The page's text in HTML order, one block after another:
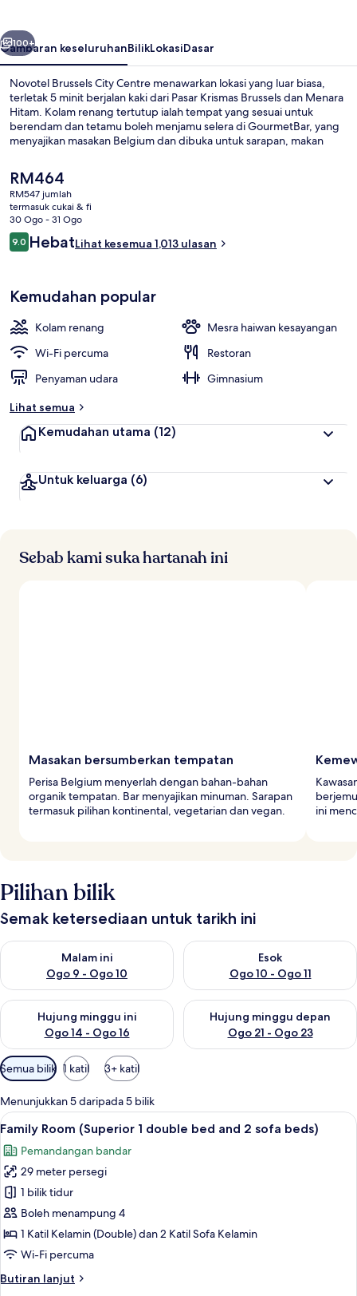
Seterusnya
100+
Gambaran keseluruhanBilikLokasiDasar
Novotel Brussels City Centre menawarkan lokasi yang luar biasa,
terletak 5 minit berjalan kaki dari Pasar Krismas Brussels dan Menara
Hitam. Kolam renang tertutup ialah tempat yang sesuai untuk
berendam dan tetamu boleh menjamu selera di GourmetBar, yang
menyajikan masakan Belgium dan dibuka untuk sarapan, makan
istirahat, pusat kecergasan, dan teres. Kakitangan dan lokasi
mendapat pujian daripada pengembara lain. Pengangkutan awam
terletak berdekatan: jarak Stesen Bourse-Beurs ialah 4 minit dan
Stesen Sainte Catherine-Sint Katelijne ialah 4 minit.
Harga
semasa
ialah
RM464
RM464
RM547 jumlah
termasuk cukai & fi
30 Ogo - 31 Ogo
Ulasan
9.09.0 daripada 10
HebatLihat kesemua 1,013 ulasan
Kemudahan popular
Kolam renang
Mesra haiwan kesayangan
Wi-Fi percuma
Restoran
Penyaman udara
Gimnasium
Lihat semua
Kemudahan utama (12)
Untuk keluarga (6)
Sebab kami suka hartanah ini
Masakan bersumberkan tempatan
Perisa Belgium menyerlah dengan bahan-bahan
organik tempatan. Bar menyajikan minuman. Sarapan
termasuk pilihan kontinental, vegetarian dan vegan.
ini
Pilihan bilik
Semak ketersediaan untuk tarikh ini
Malam ini
Ogo 9 - Ogo 10
Semak ketersediaan untuk malam ini Ogo 9 - Ogo 10
Esok
Ogo 10 - Ogo 11
Semak ketersediaan untuk
Hujung minggu ini
Ogo 14 - Ogo 16
Semak ketersediaan untuk hujung minggu ini Ogo 14 - Ogo 16
Hujung minggu depan
Ogo 21 - Ogo 23
Semak ketersediaan untuk
Penapis
yang
tersedia
untuk
bilik
Semua bilik 1 katil 3+ katil
Menunjukkan 5 daripada 5 bilik
Lihat
semua
foto
untuk
Family
Room
(Superior
1
bed
Family Room (Superior 1 double
8
Family Room (Superior 1 double bed and 2 sofa beds)
Pemandangan bandar
29 meter persegi
1 bilik tidur
Boleh menampung 4
1 Katil Kelamin (Double) dan 2 Katil Sofa Kelamin
Wi-Fi percuma
Butiran lanjut
Butiran